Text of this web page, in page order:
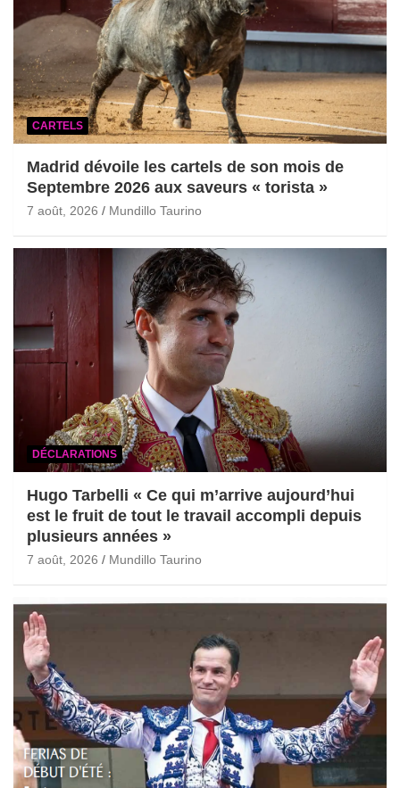
CARTELS
Madrid dévoile les cartels de son mois de
Septembre 2026 aux saveurs « torista »
7 août, 2026 Mundillo Taurino
DÉCLARATIONS
Hugo Tarbelli « Ce qui m’arrive aujourd’hui
est le fruit de tout le travail accompli depuis
plusieurs années »
7 août, 2026 Mundillo Taurino